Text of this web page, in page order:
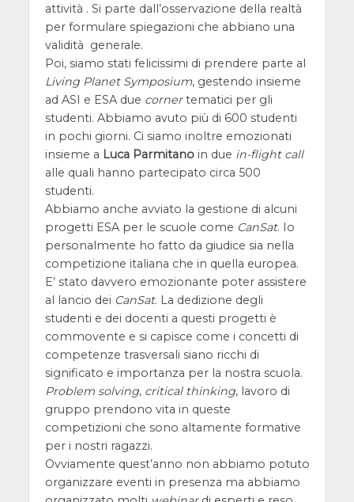
attività . Si parte dall’osservazione della realtà
per formulare spiegazioni che abbiano una
validità generale.
Poi, siamo stati felicissimi di prendere parte al
Living Planet Symposium, gestendo insieme
ad ASI e ESA due cornertematici per gli
studenti. Abbiamo avuto più di 600 studenti
in pochi giorni. Ci siamo inoltre emozionati
insieme a Luca Parmitanoin due in-flight call
alle quali hanno partecipato circa 500
studenti.
Abbiamo anche avviato la gestione di alcuni
progetti ESA per le scuole come CanSat. Io
personalmente ho fatto da giudice sia nella
competizione italiana che in quella europea.
E’ stato davvero emozionante poter assistere
al lancio dei CanSat. La dedizione degli
studenti e dei docenti a questi progetti è
commovente e si capisce come i concetti di
competenze trasversali siano ricchi di
significato e importanza per la nostra scuola.
Problem solving, critical thinking, lavoro di
gruppo prendono vita in queste
competizioni che sono altamente formative
per i nostri ragazzi.
Ovviamente quest’anno non abbiamo potuto
organizzare eventi in presenza ma abbiamo